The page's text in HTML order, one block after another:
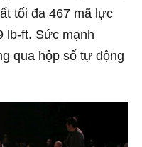
tối đa 467 mã lực
lb-ft. Sức mạnh
qua hộp số tự động